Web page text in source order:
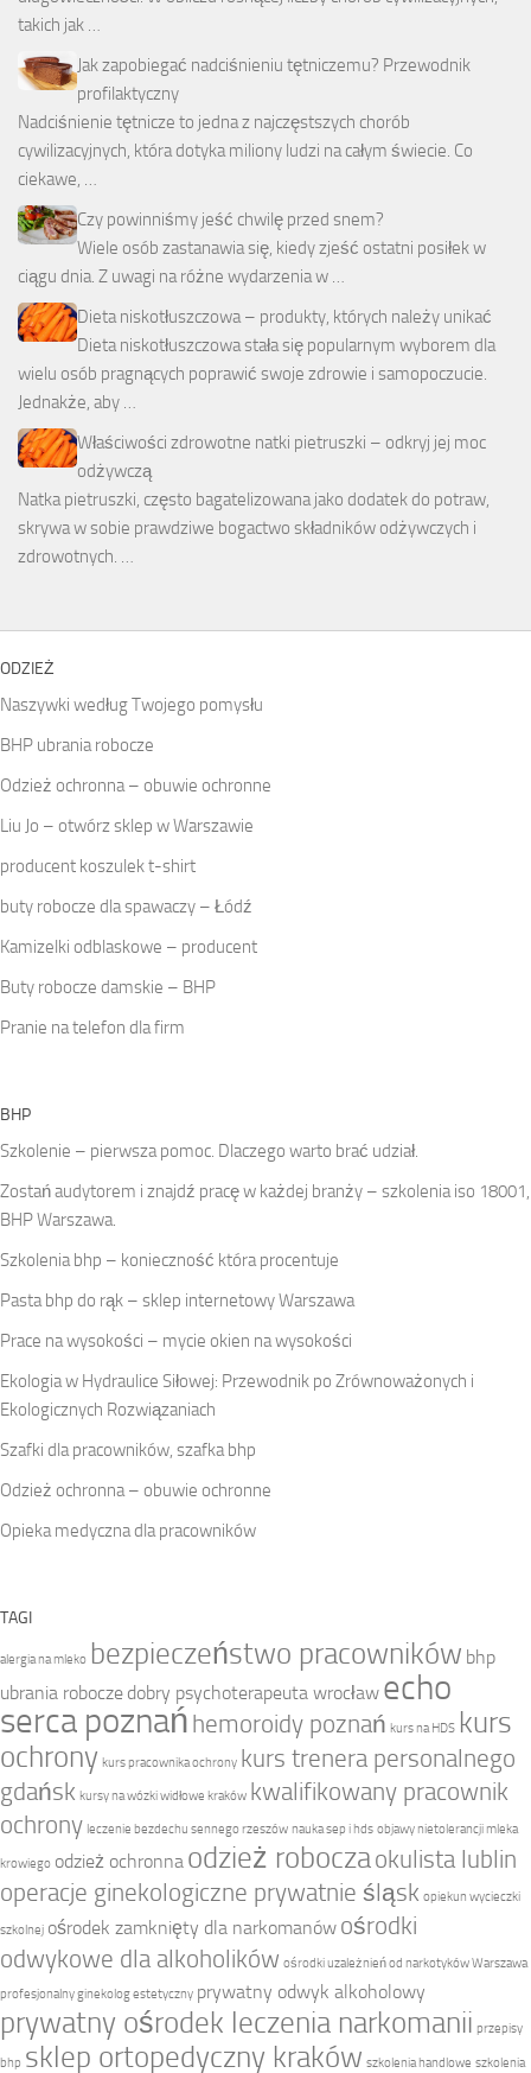
takich jak …
Jak zapobiegać nadciśnieniu tętniczemu? Przewodnik
profilaktyczny
Nadciśnienie tętnicze to jedna z najczęstszych chorób
cywilizacyjnych, która dotyka miliony ludzi na całym świecie. Co
ciekawe, …
Czy powinniśmy jeść chwilę przed snem?
Wiele osób zastanawia się, kiedy zjeść ostatni posiłek w
ciągu dnia. Z uwagi na różne wydarzenia w …
Dieta niskotłuszczowa – produkty, których należy unikać
Dieta niskotłuszczowa stała się popularnym wyborem dla
wielu osób pragnących poprawić swoje zdrowie i samopoczucie.
Jednakże, aby …
Właściwości zdrowotne natki pietruszki – odkryj jej moc
odżywczą
Natka pietruszki, często bagatelizowana jako dodatek do potraw,
skrywa w sobie prawdziwe bogactwo składników odżywczych i
zdrowotnych. …
ODZIEŻ
Naszywki według Twojego pomysłu
BHP ubrania robocze
Odzież ochronna – obuwie ochronne
Liu Jo – otwórz sklep w Warszawie
producent koszulek t-shirt
buty robocze dla spawaczy – Łódź
Kamizelki odblaskowe – producent
Buty robocze damskie – BHP
Pranie na telefon dla firm
BHP
Szkolenie – pierwsza pomoc. Dlaczego warto brać udział.
Zostań audytorem i znajdź pracę w każdej branży – szkolenia iso 18001,
BHP Warszawa.
Szkolenia bhp – konieczność która procentuje
Pasta bhp do rąk – sklep internetowy Warszawa
Prace na wysokości – mycie okien na wysokości
Ekologia w Hydraulice Siłowej: Przewodnik po Zrównoważonych i
Ekologicznych Rozwiązaniach
Szafki dla pracowników, szafka bhp
Odzież ochronna – obuwie ochronne
Opieka medyczna dla pracowników
TAGI
alergia na mleko bezpieczeństwo pracowników bhp
ubrania robocze dobry psychoterapeuta wrocław echo
serca poznań hemoroidy poznań kurs na HDS kurs
ochrony kurs pracownika ochrony kurs trenera personalnego
gdańsk kursy na wózki widłowe kraków kwalifikowany pracownik
ochrony leczenie bezdechu sennego rzeszów nauka sep i hds objawy nietolerancji mleka
krowiego odzież ochronna odzież robocza okulista lublin
operacje ginekologiczne prywatnie śląsk opiekun wycieczki
szkolnej ośrodek zamknięty dla narkomanów ośrodki
odwykowe dla alkoholików ośrodki uzależnień od narkotyków Warszawa
profesjonalny ginekolog estetyczny prywatny odwyk alkoholowy
prywatny ośrodek leczenia narkomanii przepisy
bhp sklep ortopedyczny kraków szkolenia handlowe szkolenia